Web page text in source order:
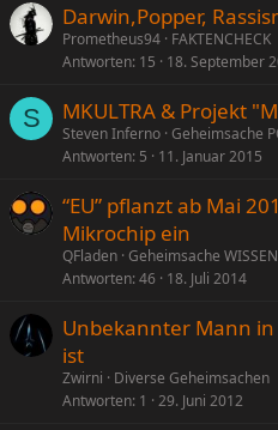
Darwin,Popper,
Prometheus94 FAKTENCHECK
Antworten 15 18. September
S MKULTRA & Projekt
Steven Inferno Geheimsache
Antworten 5 11. Januar 2015
“EU” pflanzt ab Mai
Mikrochip ein
QFladen Geheimsache
Antworten 46 18. Juli 2014
Unbekannter Mann
ist
Zwirni
Diverse Geheimsachen
Antworten 1 29. Juni 2012